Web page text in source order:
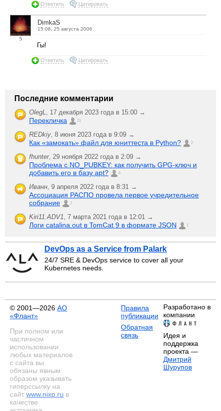
Ответить Цитировать
5
DimkaS
15:08, 25 августа 2006
Гы!
Ответить Цитировать
Последние комментарии
OlegL 17 декабря 2023 года в 15:00 →
Перекличка 21
REDkiy 8 июня 2023 года в 9:09 →
Как «замокать» файл для юниттеста в Python? 2
fhunter, 29 ноября 2022 года в 2:09 →
Проблема с NO_PUBKEY: как получить GPG-ключ и
добавить его в базу apt?
6
Иванн 9 апреля 2022 года в 8:31 →
Ассоциация РАСПО провела первое учредительное
собрание
1
Kiri11.ADV1 7 марта 2021 года в 12:01 →
Логи catalina.out в TomCat 9 в формате JSON 1
DevOps as a Service from Palark
24/7 SRE & DevOps service to cover all your
Kubernetes needs.
© 2001—2026 АО
«Флант»
При полном или
частичном
использовании
любых материалов
с сайта вы
обязаны явным
образом указывать
гиперссылку на
сайт www.nixp.ru в
качестве
Правила
публикации
Обратная
связь
Разработано в
компании
Идея и
поддержка
проекта —
Дмитрий
Шурупов